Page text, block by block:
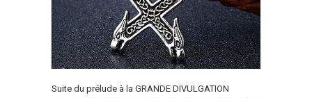
Suite du prélude à la GRANDE DIVULGATION